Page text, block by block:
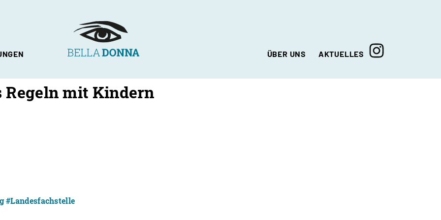
ÜBER UNS AKTUELLES
Regeln mit Kindern
#Landesfachstelle